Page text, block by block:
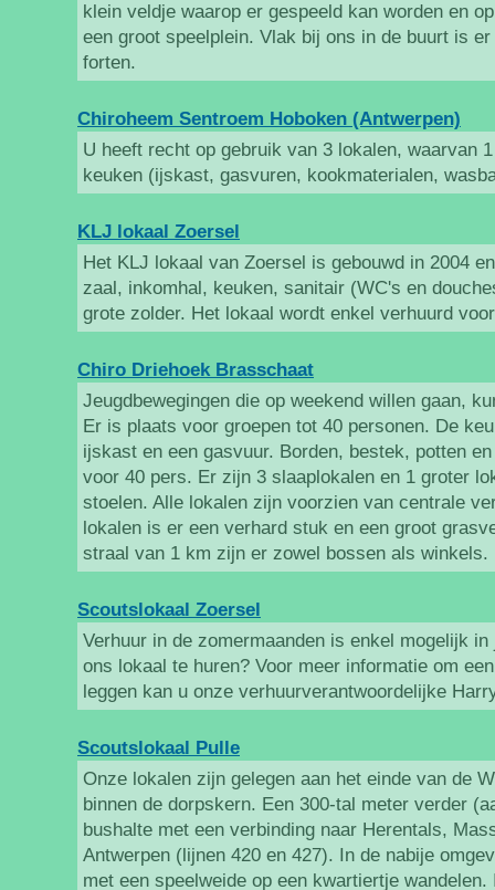
klein veldje waarop er gespeeld kan worden en
een groot speelplein. Vlak bij ons in de buurt is
forten.
Chiroheem Sentroem Hoboken (Antwerpen)
U heeft recht op gebruik van 3 lokalen, waarvan
keuken (ijskast, gasvuren, kookmaterialen,
KLJ lokaal Zoersel
Het KLJ lokaal van Zoersel is gebouwd in 2004
zaal, inkomhal, keuken, sanitair (WC's en
grote zolder. Het lokaal wordt enkel verhuurd
Chiro Driehoek Brasschaat
Jeugdbewegingen die op weekend willen gaan,
Er is plaats voor groepen tot 40 personen. De
ijskast en een gasvuur. Borden, bestek, potten
voor 40 pers. Er zijn 3 slaaplokalen en 1 groter
stoelen. Alle lokalen zijn voorzien van centrale
lokalen is er een verhard stuk en een groot
straal van 1 km zijn er zowel bossen als winkels.
Scoutslokaal Zoersel
Verhuur in de zomermaanden is enkel mogelijk
ons lokaal te huren? Voor meer informatie om
leggen kan u onze verhuurverantwoordelijke
Scoutslokaal Pulle
Onze lokalen zijn gelegen aan het einde van de
binnen de dorpskern. Een 300-tal meter verder
bushalte met een verbinding naar Herentals,
Antwerpen (lijnen 420 en 427). In de nabije
met een speelweide op een kwartiertje